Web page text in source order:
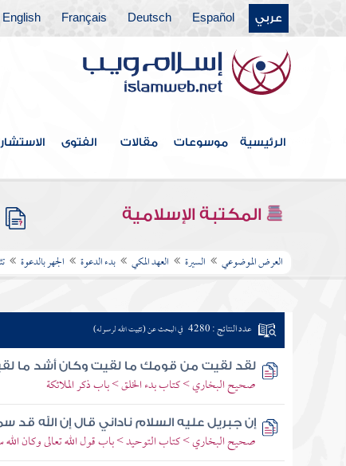
عربي Español
Deutsch
Français
English
الرئيسية موسوعات مقالات الفتوى
المكتبة الإسلامية
العرض الموضوعي السيرة العهد المكي بدء الدعوة الجهر بالدعوة
عدد النتائج : 4280 في البحث عن (تثبيت الله لرسوله)
لقد لقيت من قومك ما لقيت وكان أشد ما
صحيح البخاري > كتاب بدء الخلق > باب ذكر الملائكة
إن جبريل عليه السلام ناداني قال إن الله
صحيح البخاري > كتاب التوحيد > باب قول الله تعالى وكان الله